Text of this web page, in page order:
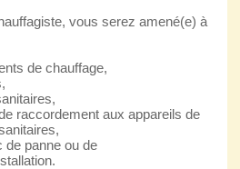
vous serez amené(e) à
de chauffage,
raccordement aux appareils de
de panne ou de